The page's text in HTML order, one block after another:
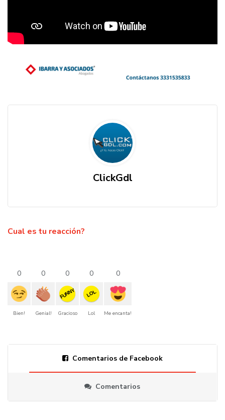
ClickGdl
Cual es tu reacción?
0
Bien!
0
Genial!
0
FUNNY
Gracioso
0
LOL
Lol
0
Me encanta!
Comentarios de Facebook
Comentarios